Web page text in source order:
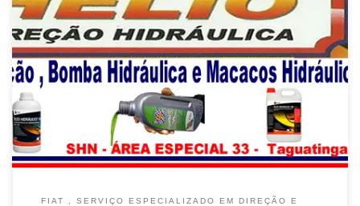
Serviço Especializado em Direção Hidráulica ZF , TRW , DHB , LUK
, Fiat Bravo – Taguatinga / DF Serviço Especializado em Direção
Hidráulica ZF , TRW , DHB , LUK , Fiat Siena – Taguatinga / DF
Serviço Especializado em Direção Hidráulica ZF , TRW , DHB , LUK
[…]
FIAT , SERVIÇO ESPECIALIZADO EM DIREÇÃO E